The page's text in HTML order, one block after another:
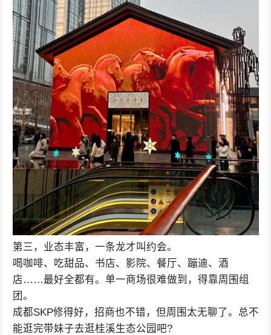
第三，业态丰富，一条龙才叫约会。
喝咖啡、吃甜品、书店、影院、餐厅、蹦迪、酒
店……最好全都有。单一商场很难做到，得靠周围组
团。
成都SKP修得好，招商也不错，但周围太无聊了。总不
能逛完带妹子去逛桂溪生态公园吧?